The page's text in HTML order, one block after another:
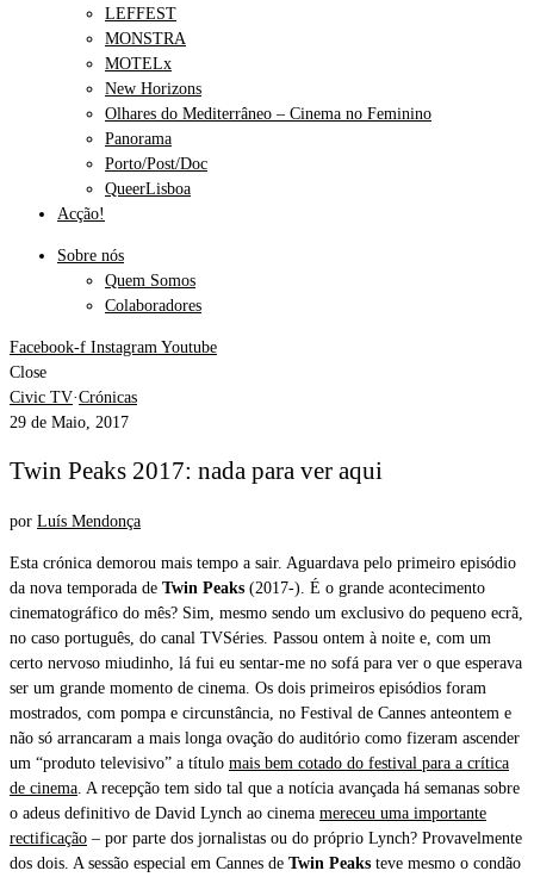
LEFFEST
MONSTRA
MOTELx
New Horizons
Olhares do Mediterrâneo – Cinema no Feminino
Panorama
Porto/Post/Doc
QueerLisboa
Acção!
Sobre nós
Quem Somos
Colaboradores
Facebook-f Instagram Youtube
Close
Civic TV·Crónicas
29 de Maio, 2017
Twin Peaks 2017: nada para ver aqui
por Luís Mendonça
Esta crónica demorou mais tempo a sair. Aguardava pelo primeiro episódio
da nova temporada de Twin Peaks (2017-). É o grande acontecimento
cinematográfico do mês? Sim, mesmo sendo um exclusivo do pequeno ecrã,
no caso português, do canal TVSéries. Passou ontem à noite e, com um
certo nervoso miudinho, lá fui eu sentar-me no sofá para ver o que esperava
ser um grande momento de cinema. Os dois primeiros episódios foram
mostrados, com pompa e circunstância, no Festival de Cannes anteontem e
não só arrancaram a mais longa ovação do auditório como fizeram ascender
um “produto televisivo” a título mais bem cotado do festival para a crítica
de cinema . A recepção tem sido tal que a notícia avançada há semanas sobre
o adeus definitivo de David Lynch ao cinema mereceu uma importante
rectificação – por parte dos jornalistas ou do próprio Lynch? Provavelmente
dos dois. A sessão especial em Cannes de Twin Peaks teve mesmo o condão